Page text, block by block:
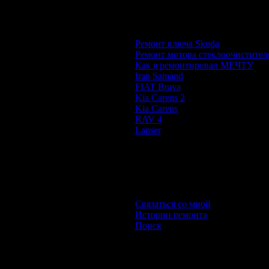
Ремонт ключа Skoda
Ремонт мотора
Как я ремонтировал МЕЧТУ
Iran Samand
FIAT Brava
Kia Carens 2
Kia Carens
RAV 4
Lanser
Связаться со мной
Истории ремонта
Поиск